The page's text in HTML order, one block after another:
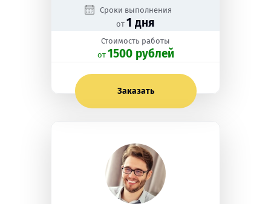
Сроки выполнения
от 1 дня
Стоимость работы
oт 1500 рублей
Заказать